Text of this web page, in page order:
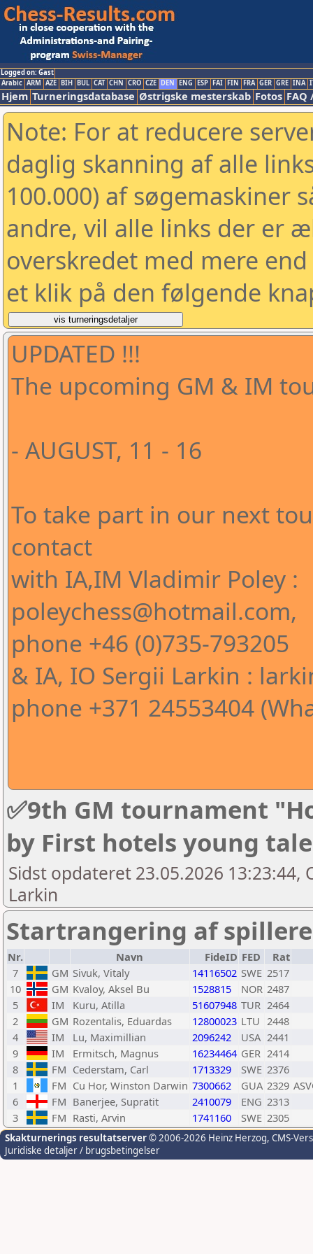
Logged on: Gast
Arabic ARM AZE BIH BUL CAT CHN CRO CZE DEN ENG ESP FAI FIN FRA GER GRE INA
Hjem Turneringsdatabase Østrigske mesterskab Fotos FAQ
Note: For at reducere
daglig skanning af alle
100.000) af søgemaskiner
andre, vil alle links der er
overskredet med mere
et klik på den følgende
UPDATED !!!
The upcoming GM & IM
- AUGUST, 11 - 16
To take part in our next
contact
with IA,IM Vladimir Poley :
poleychess@hotmail.com,
phone +46 (0)735-793205
& IA, IO Sergii Larkin :
phone +371 24553404
✅9th GM tournament
by First hotels young
Sidst opdateret 23.05.2026
Larkin
Startrangering af spillere
Nr. Navn FideID FED
Rat
7
GM Sivuk, Vitaly 14116502 SWE 2517
10
GM Kvaloy, Aksel Bu 1528815 NOR 2487
5
IM Kuru, Atilla 51607948 TUR 2464
2
GM Rozentalis, Eduardas 12800023 LTU 2448
4
IM Lu, Maximillian 2096242 USA 2441
9
IM Ermitsch, Magnus 16234464 GER 2414
8
FM Cederstam, Carl 1713329 SWE 2376
1
FM Cu Hor, Winston Darwin 7300662 GUA 2329
6
FM Banerjee, Supratit 2410079 ENG 2313
3
FM Rasti, Arvin 1741160 SWE 2305
Skakturnerings resultatserver© 2006-2026 Heinz Herzog, CMS-
Juridiske detaljer / brugsbetingelser